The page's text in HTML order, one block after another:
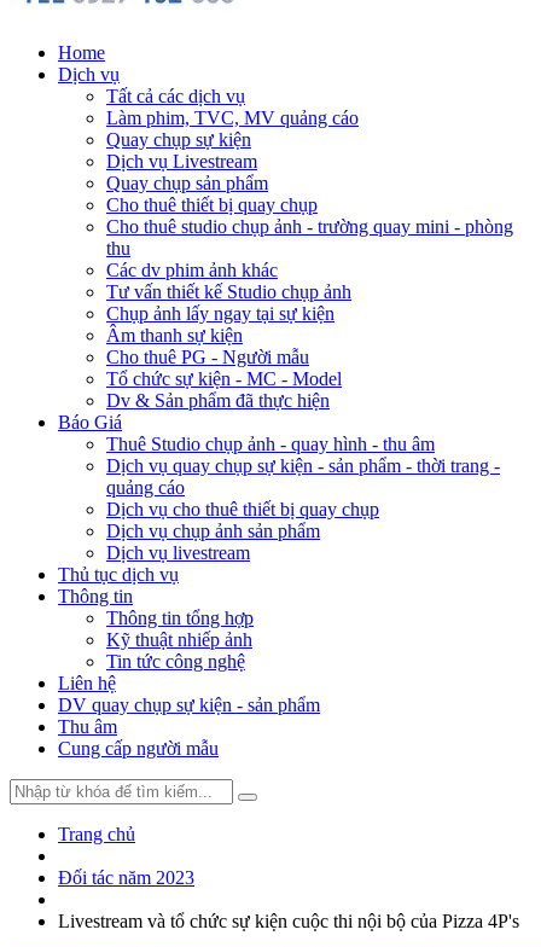
Home
Dịch vụ
Tất cả các dịch vụ
Làm phim, TVC, MV quảng cáo
Quay chụp sự kiện
Dịch vụ Livestream
Quay chụp sản phẩm
Cho thuê thiết bị quay chụp
Cho thuê studio chụp ảnh - trường quay mini - phòng
thu
Các dv phim ảnh khác
Tư vấn thiết kế Studio chụp ảnh
Chụp ảnh lấy ngay tại sự kiện
Âm thanh sự kiện
Cho thuê PG - Người mẫu
Tổ chức sự kiện - MC - Model
Dv & Sản phẩm đã thực hiện
Báo Giá
Thuê Studio chụp ảnh - quay hình - thu âm
Dịch vụ quay chụp sự kiện - sản phẩm - thời trang -
quảng cáo
Dịch vụ cho thuê thiết bị quay chụp
Dịch vụ chụp ảnh sản phẩm
Dịch vụ livestream
Thủ tục dịch vụ
Thông tin
Thông tin tổng hợp
Kỹ thuật nhiếp ảnh
Tin tức công nghệ
Liên hệ
DV quay chụp sự kiện - sản phẩm
Thu âm
Cung cấp người mẫu
Trang chủ
Đối tác năm 2023
Livestream và tổ chức sự kiện cuộc thi nội bộ của Pizza 4P's